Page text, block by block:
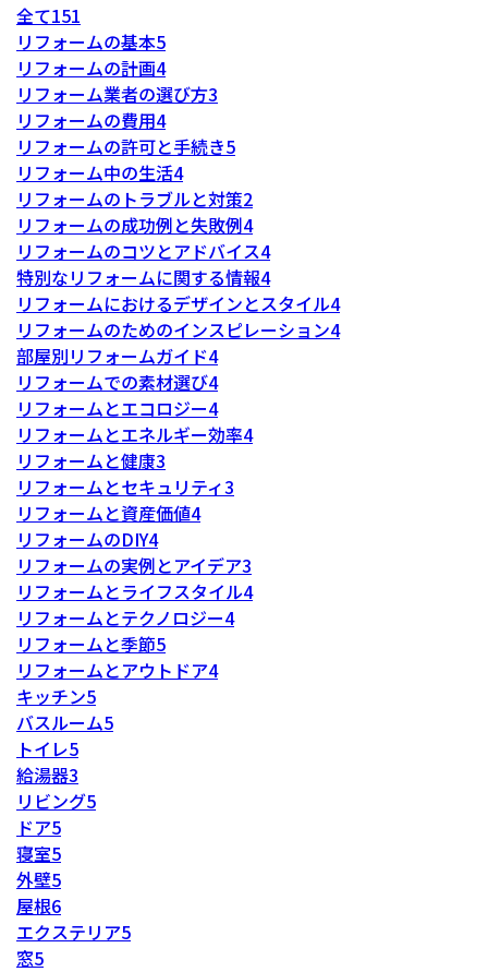
全て151
リフォームの基本5
リフォームの計画4
リフォーム業者の選び方3
リフォームの費用4
リフォームの許可と手続き5
リフォーム中の生活4
リフォームのトラブルと対策2
リフォームの成功例と失敗例4
リフォームのコツとアドバイス4
特別なリフォームに関する情報4
リフォームにおけるデザインとスタイル4
リフォームのためのインスピレーション4
部屋別リフォームガイド4
リフォームでの素材選び4
リフォームとエコロジー4
リフォームとエネルギー効率4
リフォームと健康3
リフォームとセキュリティ3
リフォームと資産価値4
リフォームのDIY4
リフォームの実例とアイデア3
リフォームとライフスタイル4
リフォームとテクノロジー4
リフォームと季節5
リフォームとアウトドア4
キッチン5
バスルーム5
トイレ5
給湯器3
リビング5
ドア5
寝室5
外壁5
屋根6
エクステリア5
窓5